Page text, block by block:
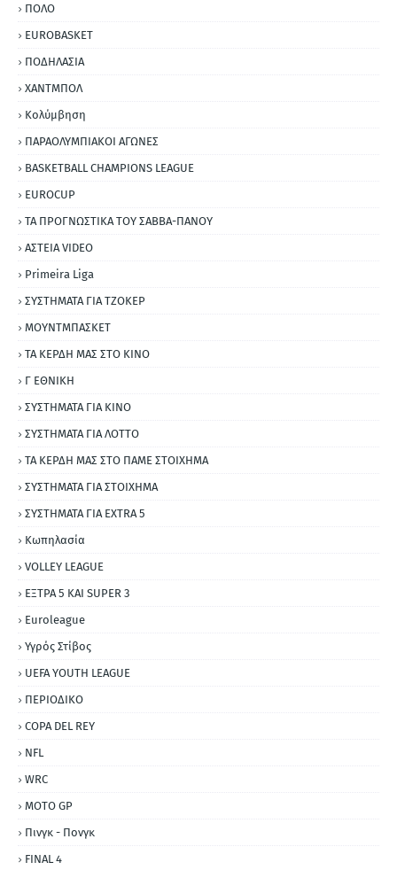
ΠΟΛΟ
EUROBASKET
ΠΟΔΗΛΑΣΙΑ
ΧΑΝΤΜΠΟΛ
Κολύμβηση
ΠΑΡΑΟΛΥΜΠΙΑΚΟΙ ΑΓΩΝΕΣ
BASKETBALL CHAMPIONS LEAGUE
EUROCUP
ΤΑ ΠΡΟΓΝΩΣΤΙΚΑ ΤΟΥ ΣΑΒΒΑ-ΠΑΝΟΥ
ΑΣΤΕΙΑ VIDEO
Primeira Liga
ΣΥΣΤΗΜΑΤΑ ΓΙΑ ΤΖΟΚΕΡ
ΜΟΥΝΤΜΠΑΣΚΕΤ
ΤΑ ΚΕΡΔΗ ΜΑΣ ΣΤΟ ΚΙΝΟ
Γ ΕΘΝΙΚΗ
ΣΥΣΤΗΜΑΤΑ ΓΙΑ ΚΙΝΟ
ΣΥΣΤΗΜΑΤΑ ΓΙΑ ΛΟΤΤΟ
ΤΑ ΚΕΡΔΗ ΜΑΣ ΣΤΟ ΠΑΜΕ ΣΤΟΙΧΗΜΑ
ΣΥΣΤΗΜΑΤΑ ΓΙΑ ΣΤΟΙΧΗΜΑ
ΣΥΣΤΗΜΑΤΑ ΓΙΑ ΕΧΤRΑ 5
Κωπηλασία
VOLLEY LEAGUE
ΕΞΤΡΑ 5 ΚΑΙ SUPER 3
Εuroleague
Υγρός Στίβος
UEFA YOUTH LEAGUE
ΠΕΡΙΟΔΙΚΟ
COPA DEL REY
NFL
WRC
MOTO GP
Πινγκ - Πονγκ
FINAL 4